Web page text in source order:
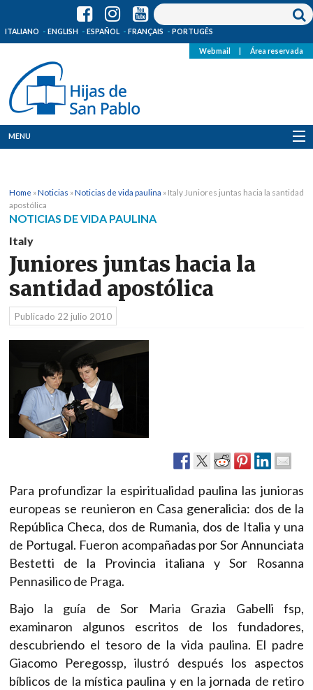
ITALIANO ENGLISH ESPAÑOL FRANÇAIS PORTUGÊS
Webmail Área reservada
MENU
Dónde estamos
Recursos
Media
Home »Noticias »Noticias de vida paulina » Italy Juniores juntas hacia la santidad
apostólica
NOTICIAS DE VIDA PAULINA
Italy
Juniores juntas hacia la
santidad apostólica
Publicado 22 julio 2010
Para profundizar la espiritualidad paulina las junioras
europeas se reunieron en Casa generalicia: dos de la
República Checa, dos de Rumania, dos de Italia y una
de Portugal. Fueron acompañadas por Sor Annunciata
Bestetti de la Provincia italiana y Sor Rosanna
Pennasilico de Praga.
Bajo la guía de Sor Maria Grazia Gabelli fsp,
examinaron algunos escritos de los fundadores,
descubriendo el tesoro de la vida paulina. El padre
Giacomo Peregossp, ilustró después los aspectos
bíblicos de la mística paulina y en la jornada de retiro